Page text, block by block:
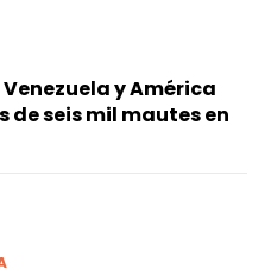
y América
de seis mil mautes en